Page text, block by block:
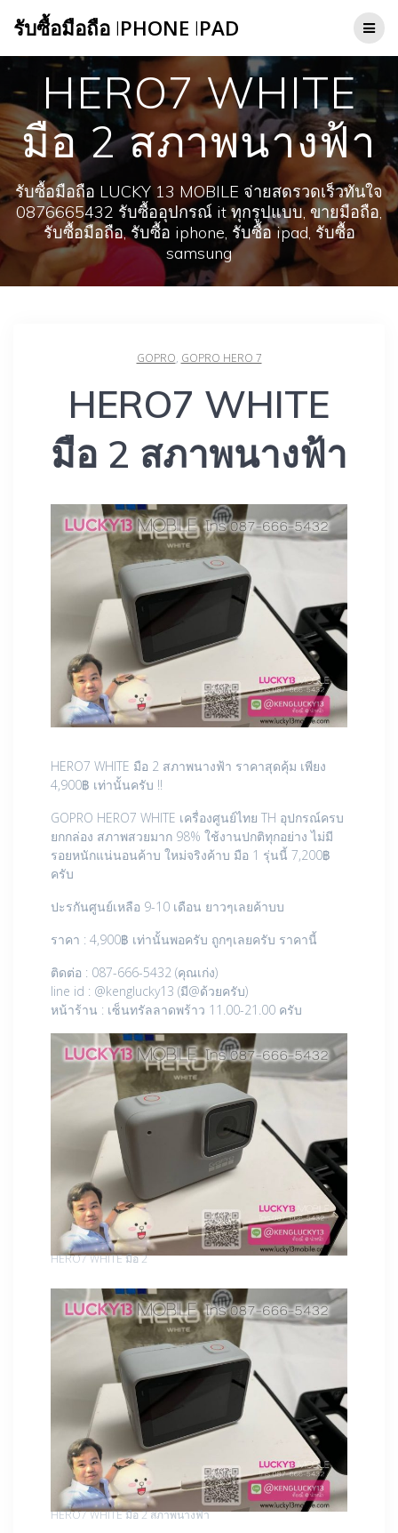
to
รับซื้อมือถือ IPHONE IPAD
HERO7 WHITE
มือ 2 สภาพนางฟ้า
รับซื้อมือถือ LUCKY 13 MOBILE จ่ายสดรวดเร็วทันใจ
0876665432 รับซื้ออุปกรณ์ it ทุกรูปแบบ, ขายมือถือ,
รับซื้อมือถือ, รับซื้อ iphone, รับซื้อ ipad, รับซื้อ
samsung
GOPRO, GOPRO HERO 7
HERO7 WHITE
มือ 2 สภาพนางฟ้า
HERO7 WHITE มือ 2 สภาพนางฟ้า ราคาสุดคุ้ม เพียง
4,900฿ เท่านั้นครับ !!
GOPRO HERO7 WHITE เครื่องศูนย์ไทย TH อุปกรณ์ครบ
ยกกล่อง สภาพสวยมาก 98% ใช้งานปกติทุกอย่าง ไม่มี
รอยหนักแน่นอนค้าบ ใหม่จริงค้าบ มือ 1 รุ่นนี้ 7,200฿
ครับ
ปะรกันศูนย์เหลือ 9-10 เดือน ยาวๆเลยค้าบบ
ราคา : 4,900฿ เท่านั้นพอครับ ถูกๆเลยครับ ราคานี้
ติดต่อ : 087-666-5432 (คุณเก่ง)
line id : @kenglucky13 (มี@ด้วยครับ)
หน้าร้าน : เซ็นทรัลลาดพร้าว 11.00-21.00 ครับ
HERO7 WHITE มือ 2
HERO7 WHITE มือ 2 สภาพนางฟ้า